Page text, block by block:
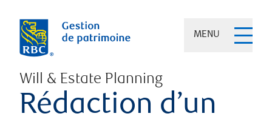
MENU
Will & Estate Planning
Rédaction d’un